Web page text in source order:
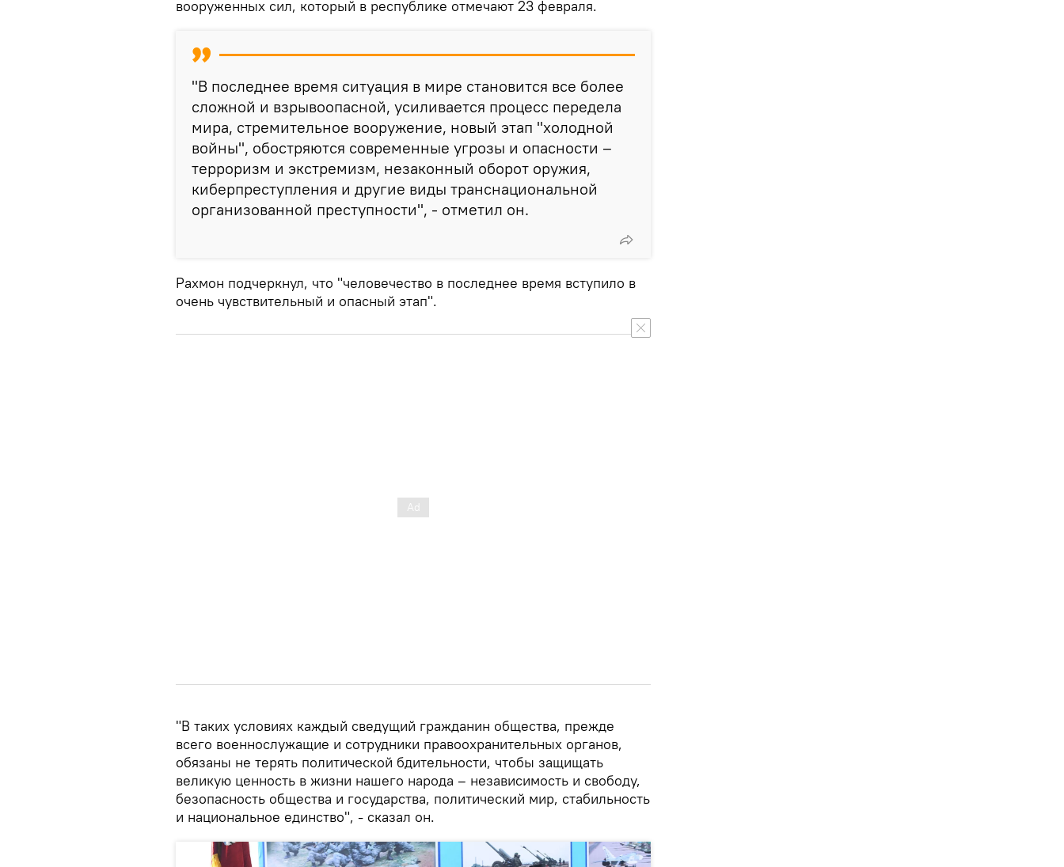
вооруженных сил, который в республике отмечают 23 февраля.
"В последнее время ситуация в мире становится все более
сложной и взрывоопасной, усиливается процесс передела
мира, стремительное вооружение, новый этап "холодной
войны", обостряются современные угрозы и опасности –
терроризм и экстремизм, незаконный оборот оружия,
киберпреступления и другие виды транснациональной
организованной преступности", - отметил он.
Рахмон подчеркнул, что "человечество в последнее время вступило в
очень чувствительный и опасный этап".
"В таких условиях каждый сведущий гражданин общества, прежде
всего военнослужащие и сотрудники правоохранительных органов,
обязаны не терять политической бдительности, чтобы защищать
великую ценность в жизни нашего народа – независимость и свободу,
безопасность общества и государства, политический мир, стабильность
и национальное единство", - сказал он.